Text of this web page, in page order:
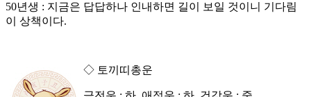
50년생 : 지금은 답답하나 인내하면 길이 보일 것이니 기다림
이 상책이다.
◇ 토끼띠총운